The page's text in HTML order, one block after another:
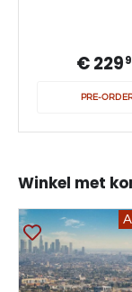
€ 229
PRE-
Winkel met
Krijg nieuwe